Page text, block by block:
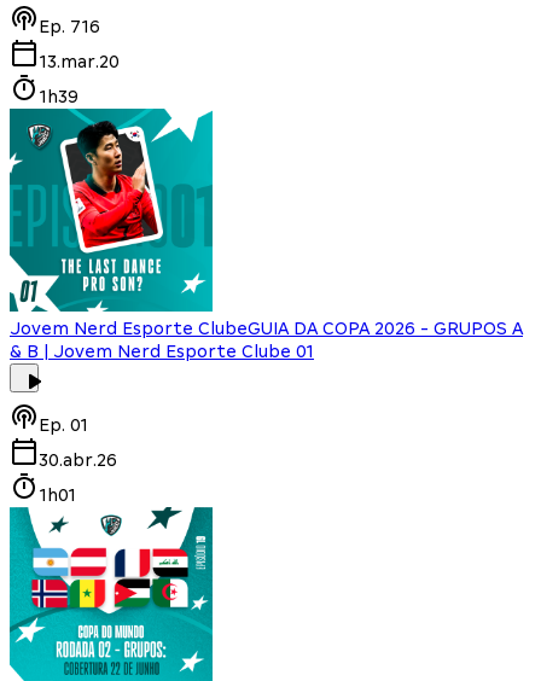
Ep. 716
13.mar.20
1h39
Jovem Nerd Esporte ClubeGUIA DA COPA 2026 - GRUPOS A
& B | Jovem Nerd Esporte Clube 01
Ep. 01
30.abr.26
1h01